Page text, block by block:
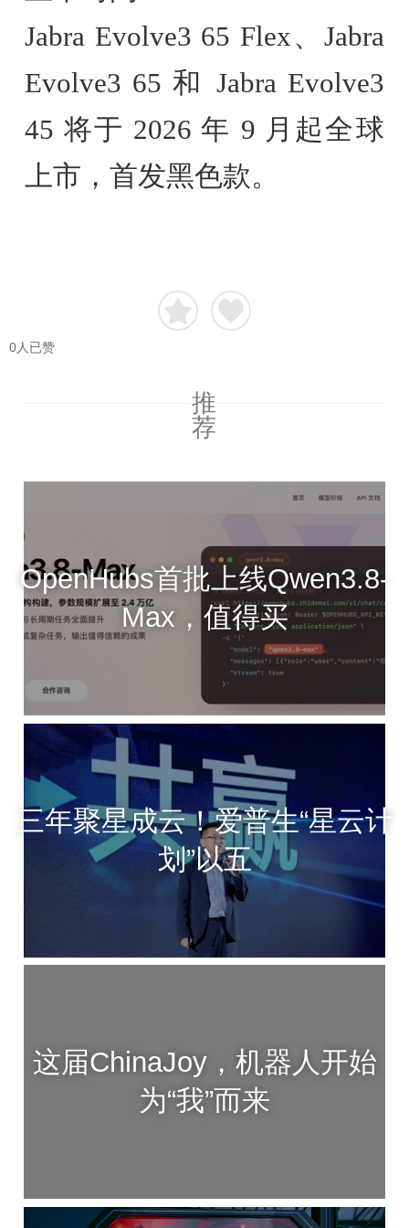
Jabra Evolve3 65 Flex、Jabra
Evolve3 65 和 Jabra Evolve3
45 将于 2026 年 9 月起全球
上市，首发黑色款。
0人已赞
推
荐
OpenHubs首批上线Qwen3.8-
Max，值得买
三年聚星成云！爱普生“星云计
划”以五
这届ChinaJoy，机器人开始
为“我”而来